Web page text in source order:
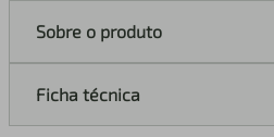
Sobre o produto
Ficha técnica